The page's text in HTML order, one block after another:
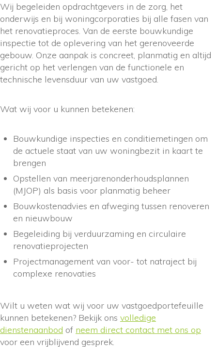
Wij begeleiden opdrachtgevers in de zorg, het
onderwijs en bij woningcorporaties bij alle fasen van
het renovatieproces. Van de eerste bouwkundige
inspectie tot de oplevering van het gerenoveerde
gebouw. Onze aanpak is concreet, planmatig en altijd
gericht op het verlengen van de functionele en
technische levensduur van uw vastgoed.
Wat wij voor u kunnen betekenen:
Bouwkundige inspecties en conditiemetingen om
de actuele staat van uw woningbezit in kaart te
brengen
Opstellen van meerjarenonderhoudsplannen
(MJOP) als basis voor planmatig beheer
Bouwkostenadvies en afweging tussen renoveren
en nieuwbouw
Begeleiding bij verduurzaming en circulaire
renovatieprojecten
Projectmanagement van voor- tot natraject bij
complexe renovaties
Wilt u weten wat wij voor uw vastgoedportefeuille
kunnen betekenen? Bekijk ons volledige
dienstenaanbod of neem direct contact met ons op
voor een vrijblijvend gesprek.